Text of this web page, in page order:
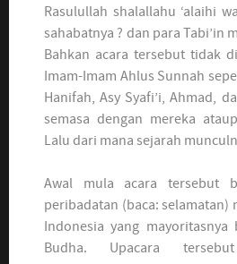
Rasulullah shalallahu ‘alaihi
sahabatnya ? dan para Tabi’in
Bahkan acara tersebut tidak
Imam-Imam Ahlus Sunnah
Hanifah, Asy Syafi’i, Ahmad,
semasa dengan mereka
Lalu dari mana sejarah
Awal mula acara tersebut
peribadatan (baca: selamatan)
Indonesia yang mayoritasnya
Budha. Upacara